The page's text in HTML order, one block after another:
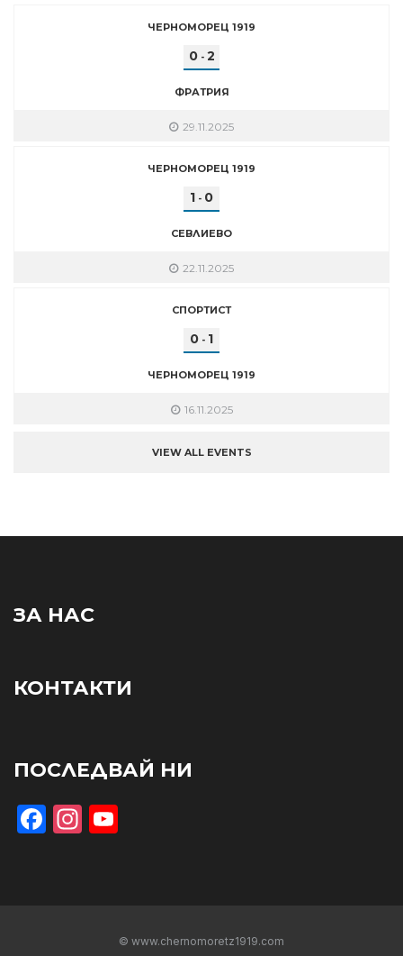
ЧЕРНОМОРЕЦ 1919
0- 2
ФРАТРИЯ
29.11.2025
ЧЕРНОМОРЕЦ 1919
1 - 0
СЕВЛИЕВО
22.11.2025
СПОРТИСТ
0 - 1
ЧЕРНОМОРЕЦ 1919
16.11.2025
VIEW ALL EVENTS
ЗА НАС
КОНТАКТИ
ПОСЛЕДВАЙ НИ
Facebook
Instagram
© www.chernomoretz1919.com